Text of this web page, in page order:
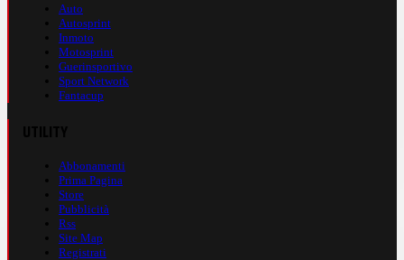
Auto
Autosprint
Inmoto
Motosprint
Guerinsportivo
Sport Network
Fantacup
Abbonamenti
Prima Pagina
Store
Pubblicità
Rss
Site Map
Registrati